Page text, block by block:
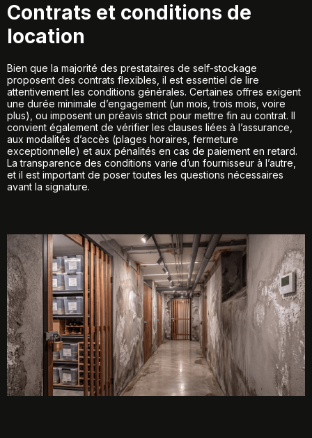
Contrats et conditions de
location
Bien que la majorité des prestataires de self-stockage
proposent des contrats flexibles, il est essentiel de lire
attentivement les conditions générales. Certaines offres exigent
une durée minimale d’engagement (un mois, trois mois, voire
plus), ou imposent un préavis strict pour mettre fin au contrat. Il
convient également de vérifier les clauses liées à l’assurance,
aux modalités d’accès (plages horaires, fermeture
exceptionnelle) et aux pénalités en cas de paiement en retard.
La transparence des conditions varie d’un fournisseur à l’autre,
et il est important de poser toutes les questions nécessaires
avant la signature.